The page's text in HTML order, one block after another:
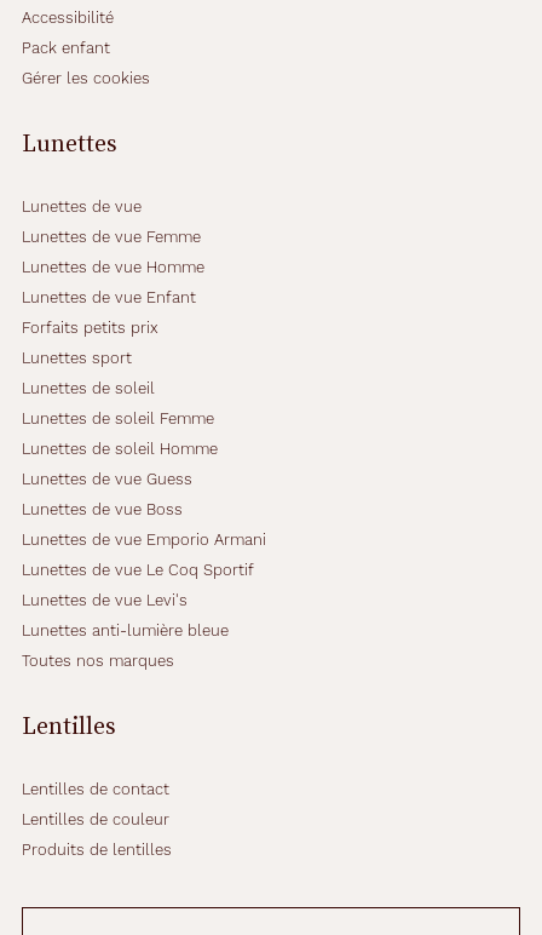
Accessibilité
Pack enfant
Gérer les cookies
Lunettes
Lunettes de vue
Lunettes de vue Femme
Lunettes de vue Homme
Lunettes de vue Enfant
Forfaits petits prix
Lunettes sport
Lunettes de soleil
Lunettes de soleil Femme
Lunettes de soleil Homme
Lunettes de vue Guess
Lunettes de vue Boss
Lunettes de vue Emporio Armani
Lunettes de vue Le Coq Sportif
Lunettes de vue Levi's
Lunettes anti-lumière bleue
Toutes nos marques
Lentilles
Lentilles de contact
Lentilles de couleur
Produits de lentilles